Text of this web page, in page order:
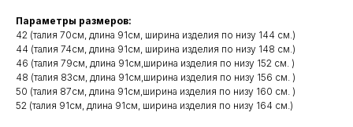
Параметры размеров:
42 (талия 70см, длина 91см, ширина изделия по низу 144 см.)
44 (талия 74см, длина 91см, ширина изделия по низу 148 см.)
46 (талия 79см, длина 91см,ширина изделия по низу 152 см. )
48 (талия 83см, длина 91см,ширина изделия по низу 156 см. )
50 (талия 87см, длина 91см,ширина изделия по низу 160 см. )
52 (талия 91см, длина 91см, ширина изделия по низу 164 см.)